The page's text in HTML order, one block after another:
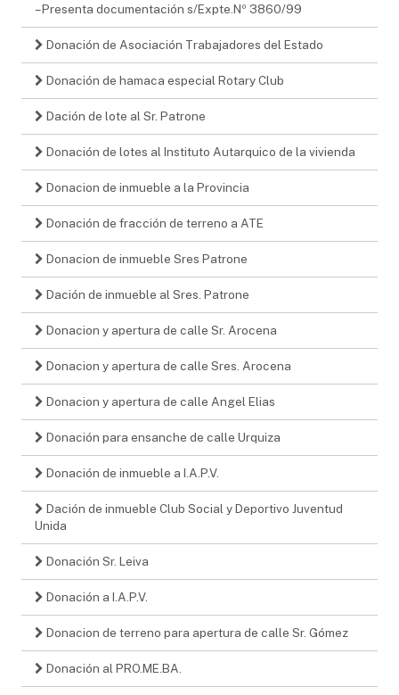
– Presenta documentación s/Expte.Nº 3860/99
Donación de Asociación Trabajadores del Estado
Donación de hamaca especial Rotary Club
Dación de lote al Sr. Patrone
Donación de lotes al Instituto Autarquico de la vivienda
Donacion de inmueble a la Provincia
Donación de fracción de terreno a ATE
Donacion de inmueble Sres Patrone
Dación de inmueble al Sres. Patrone
Donacion y apertura de calle Sr. Arocena
Donacion y apertura de calle Sres. Arocena
Donacion y apertura de calle Angel Elias
Donación para ensanche de calle Urquiza
Donación de inmueble a I.A.P.V.
Dación de inmueble Club Social y Deportivo Juventud
Unida
Donación Sr. Leiva
Donación a I.A.P.V.
Donacion de terreno para apertura de calle Sr. Gómez
Donación al PRO.ME.BA.